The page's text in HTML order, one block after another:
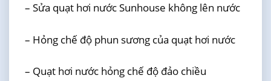
– Sửa quạt hơi nước Sunhouse không lên nước
– Hỏng chế độ phun sương của quạt hơi nước
– Quạt hơi nước hỏng chế độ đảo chiều